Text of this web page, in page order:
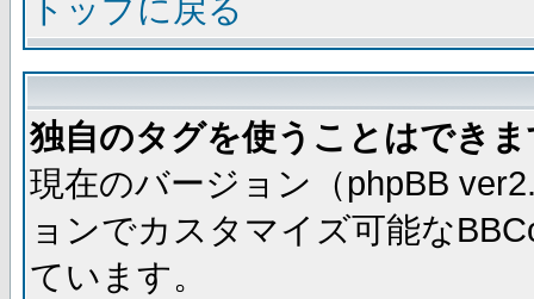
トップに戻る
独自のタグを使うことはでき
現在のバージョン（phpBB
ョンでカスタマイズ可能な
ています。